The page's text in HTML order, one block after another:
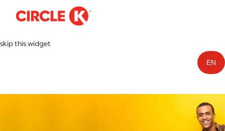
skip this widget
EN